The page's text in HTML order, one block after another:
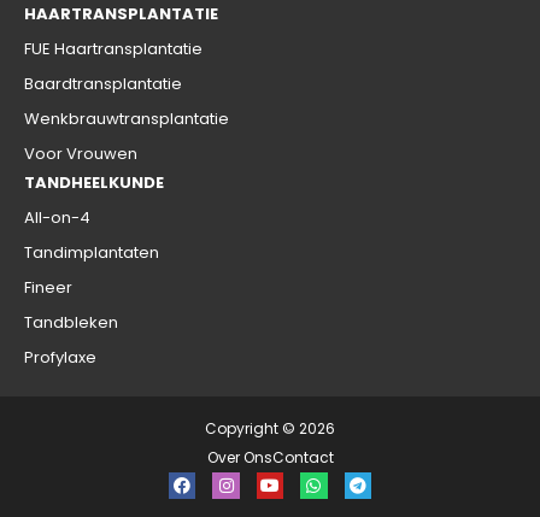
HAARTRANSPLANTATIE
FUE Haartransplantatie
Baardtransplantatie
Wenkbrauwtransplantatie
Voor Vrouwen
TANDHEELKUNDE
All-on-4
Tandimplantaten
Fineer
Tandbleken
Profylaxe
Copyright © 2026
Over OnsContact